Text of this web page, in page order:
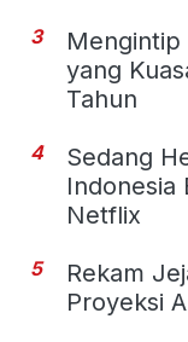
3
Mengintip
yang
Tahun
4
Sedang
Indonesia
Netflix
5
Rekam
Proyeksi